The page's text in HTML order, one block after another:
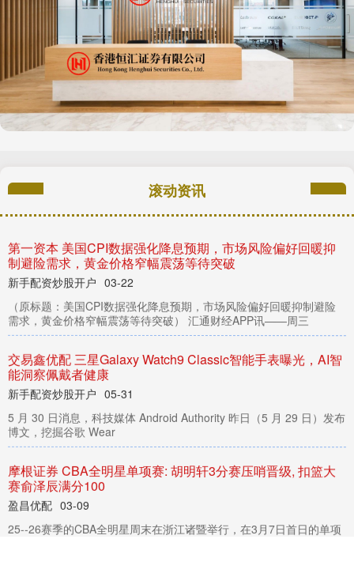
滚动资讯
中证所 美团、淘宝被五粮液点名！知名酒企齐指电商白酒“货
源复杂”
股票配资平台平台 03-06
“双十一”刚刚开场，名酒大促就已经上了力度，也引发了酒企的担
忧。 近日包括茅台、五粮液、贵州习酒等多家酒企发布声明，指责